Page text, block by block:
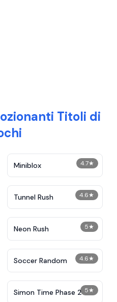
Titoli di
4.7★
Miniblox
4.6★
Tunnel Rush
5★
Neon Rush
4.6★
Soccer Random
5★
Simon Time Phase 2